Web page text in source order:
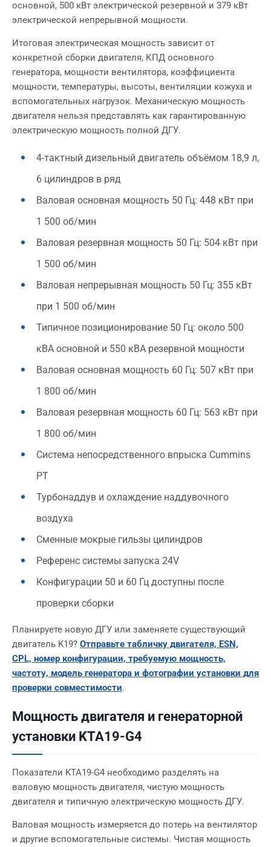
основной, 500 кВт электрической резервной и 379 кВт
электрической непрерывной мощности.
Итоговая электрическая мощность зависит от
конкретной сборки двигателя, КПД основного
генератора, мощности вентилятора, коэффициента
мощности, температуры, высоты, вентиляции кожуха и
вспомогательных нагрузок. Механическую мощность
двигателя нельзя представлять как гарантированную
электрическую мощность полной ДГУ.
4-тактный дизельный двигатель объёмом 18,9 л,
6 цилиндров в ряд
Валовая основная мощность 50 Гц: 448 кВт при
1 500 об/мин
Валовая резервная мощность 50 Гц: 504 кВт при
1 500 об/мин
Валовая непрерывная мощность 50 Гц: 355 кВт
при 1 500 об/мин
Типичное позиционирование 50 Гц: около 500
кВА основной и 550 кВА резервной мощности
Валовая основная мощность 60 Гц: 507 кВт при
1 800 об/мин
Валовая резервная мощность 60 Гц: 563 кВт при
1 800 об/мин
Система непосредственного впрыска Cummins
PT
Турбонаддув и охлаждение наддувочного
воздуха
Сменные мокрые гильзы цилиндров
Референс системы запуска 24V
Конфигурации 50 и 60 Гц доступны после
проверки сборки
Планируете новую ДГУ или заменяете существующий
двигатель K19? Отправьте табличку двигателя, ESN,
CPL, номер конфигурации, требуемую мощность,
частоту, модель генератора и фотографии установки для
проверки совместимости.
Мощность двигателя и генераторной
установки KTA19-G4
Показатели KTA19-G4 необходимо разделять на
валовую мощность двигателя, чистую мощность
двигателя и типичную электрическую мощность ДГУ.
Валовая мощность измеряется до потерь на вентилятор
и другие вспомогательные системы. Чистая мощность